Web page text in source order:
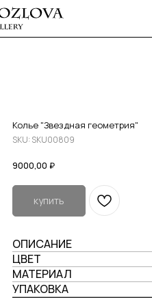
Колье "Звездная геометрия"
SKU: SKU00809
9000,00 ₽
купить
ОПИСАНИЕ
ЦВЕТ
МАТЕРИАЛ
УПАКОВКА